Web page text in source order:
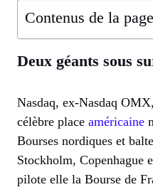
Contenus de la page
Deux géants sous
Nasdaq, ex-Nasdaq
célèbre place américaine
Bourses nordiques et
Stockholm, Copenhague
pilote elle la Bourse de